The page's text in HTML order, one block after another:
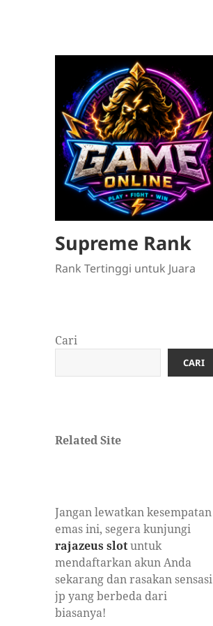
Supreme Rank
Rank Tertinggi untuk Juara
Cari
CARI
Related Site
Jangan lewatkan kesempatan
emas ini, segera kunjungi
rajazeus slotuntuk
mendaftarkan akun Anda
sekarang dan rasakan sensasi
jp yang berbeda dari
biasanya!